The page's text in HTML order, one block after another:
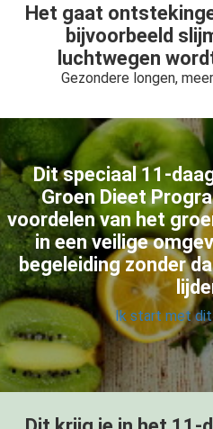
Het gaat
bijvoorbeeld
luchtwegen
Gezondere longen,
Dit speciaal 11-
Groen Dieet
voordelen van het
in een veilige
begeleidingzonder
Ik start met dit